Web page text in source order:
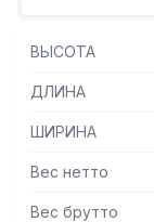
предметах
оборудование
защищает
— Бескаркасный
ВЫСОТА
ДЛИНА
ШИРИНА
Вес нетто
Вес брутто